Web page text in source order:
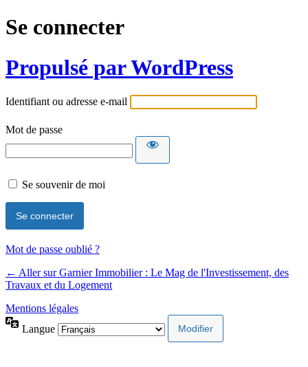
Se connecter
Propulsé par WordPress
Identifiant ou adresse e-mail
Mot de passe
Se souvenir de moi
Mot de passe oublié ?
← Aller sur Garnier Immobilier : Le Mag de l'Investissement, des
Travaux et du Logement
Mentions légales
Langue